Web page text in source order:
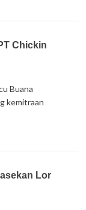
Chickin
Buana
kemitraan
Lor